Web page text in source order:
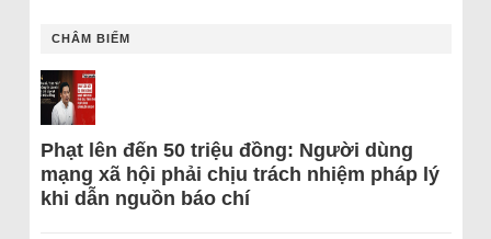
CHÂM BIẾM
Phạt lên đến 50 triệu đồng: Người dùng
mạng xã hội phải chịu trách nhiệm pháp lý
khi dẫn nguồn báo chí